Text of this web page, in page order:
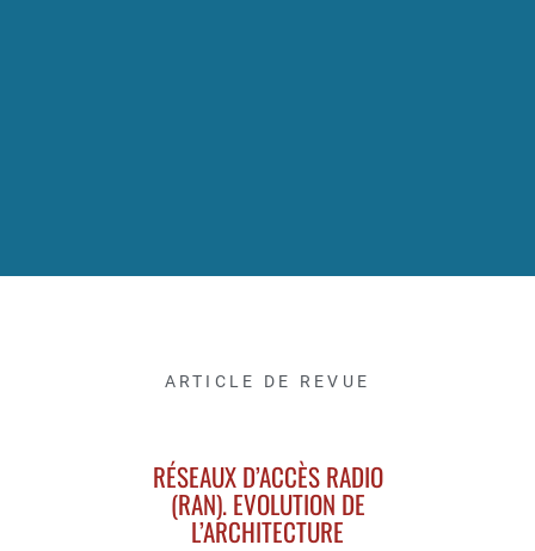
ARTICLE DE REVUE
RÉSEAUX D’ACCÈS RADIO
(RAN). EVOLUTION DE
L’ARCHITECTURE